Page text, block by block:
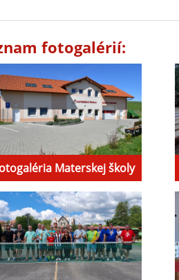
fotogalérií:
Materskej školy